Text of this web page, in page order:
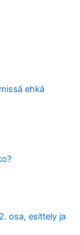
ehkä
osa, esittely ja